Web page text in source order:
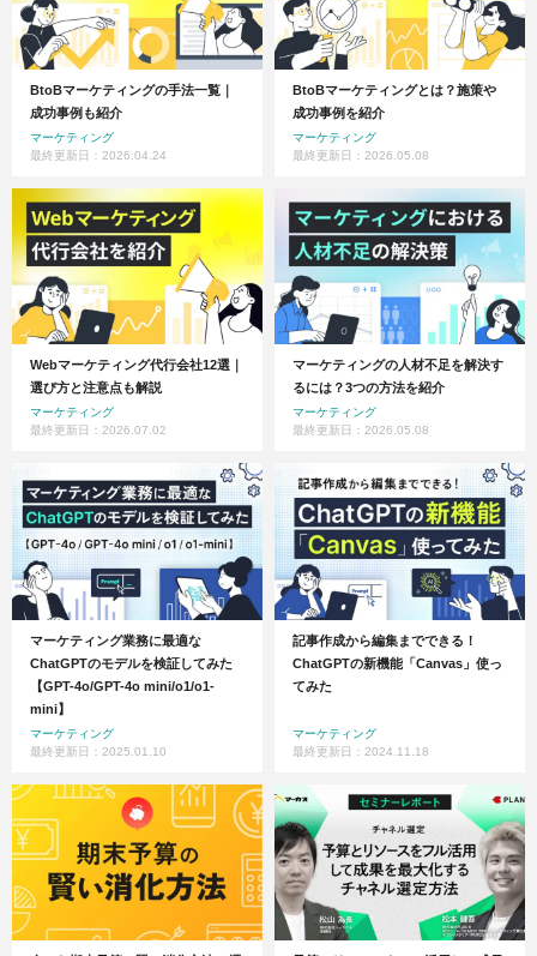
BtoBマーケティングの手法一覧｜
成功事例も紹介
マーケティング
最終更新日：2026.04.24
BtoBマーケティングとは？施策や
成功事例を紹介
マーケティング
最終更新日：2026.05.08
Webマーケティング代行会社12選｜
選び方と注意点も解説
マーケティング
最終更新日：2026.07.02
マーケティングの人材不足を解決す
るには？3つの方法を紹介
マーケティング
最終更新日：2026.05.08
マーケティング業務に最適な
ChatGPTのモデルを検証してみた
【GPT-4o/GPT-4o mini/o1/o1-
mini】
マーケティング
最終更新日：2025.01.10
記事作成から編集までできる！
ChatGPTの新機能「Canvas」使っ
てみた
マーケティング
最終更新日：2024.11.18